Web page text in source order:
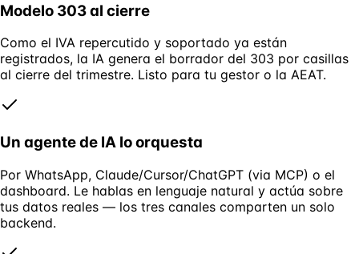
Modelo 303 al cierre
Como el IVA repercutido y soportado ya están
registrados, la IA genera el borrador del 303 por casillas
al cierre del trimestre. Listo para tu gestor o la AEAT.
Un agente de IA lo orquesta
Por WhatsApp, Claude/Cursor/ChatGPT (via MCP) o el
dashboard. Le hablas en lenguaje natural y actúa sobre
tus datos reales — los tres canales comparten un solo
backend.